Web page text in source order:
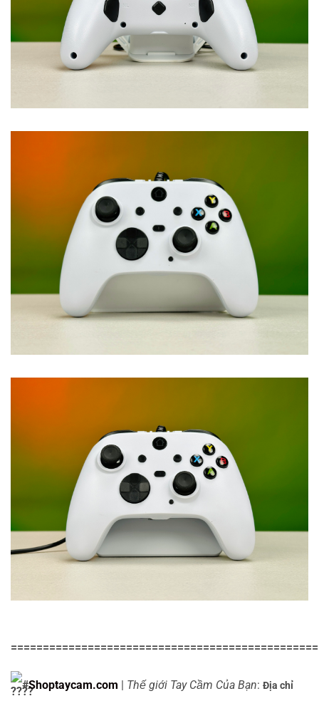
#Shoptaycam.com | Thế giới Tay Cầm Của Bạn: Địa chỉ